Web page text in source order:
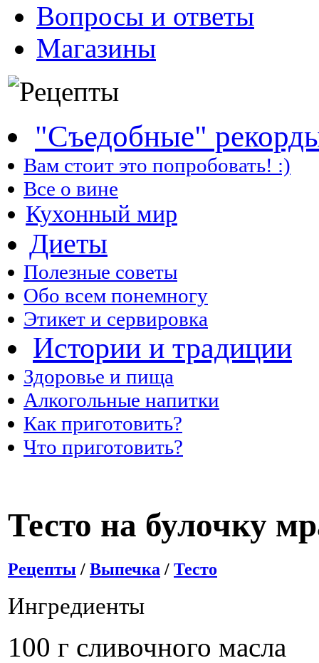
Вопросы и ответы
Магазины
"Съедобные"
Вам стоит это попробовать! :)
Все о вине
Кухонный мир
Диеты
Полезные советы
Обо всем понемногу
Этикет и сервировка
Истории и традиции
Здоровье и пища
Алкогольные напитки
Как приготовить?
Что приготовить?
Тесто на булочку
Рецепты / Выпечка / Тесто
Ингредиенты
100 г сливочного масла